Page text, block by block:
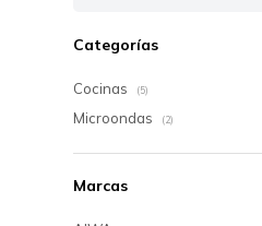
Categorías
Cocinas (5)
Microondas (2)
Marcas